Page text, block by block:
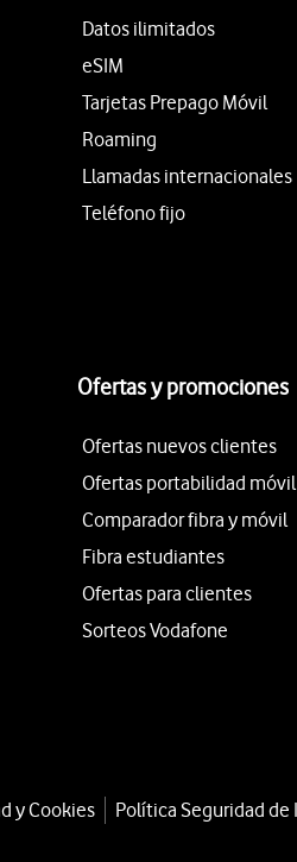
Datos ilimitados
eSIM
Tarjetas Prepago Móvil
Roaming
Llamadas internacionales
Teléfono fijo
Ofertas y promociones
Ofertas nuevos clientes
Ofertas portabilidad móvil
Comparador fibra y móvil
Fibra estudiantes
Ofertas para clientes
Sorteos Vodafone
y Cookies Política Seguridad